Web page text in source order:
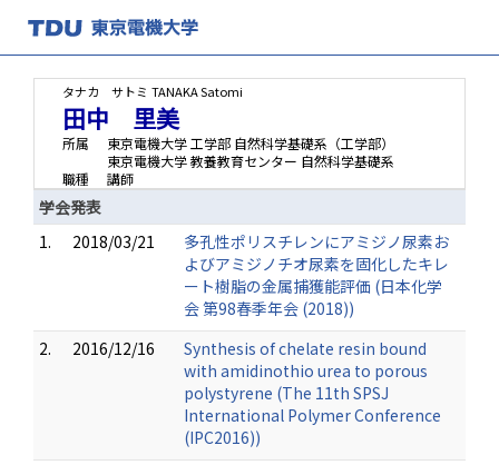
タナカ サトミ TANAKA Satomi
田中 里美
所属
東京電機大学 工学部 自然科学基礎系（工学部）
東京電機大学 教養教育センター 自然科学基礎系
職種
講師
学会発表
1.
2018/03/21
多孔性ポリスチレンにアミジノ尿素お
よびアミジノチオ尿素を固化したキレ
ート樹脂の金属捕獲能評価 (日本化学
会 第98春季年会 (2018))
2.
2016/12/16
Synthesis of chelate resin bound
with amidinothio urea to porous
polystyrene (The 11th SPSJ
International Polymer Conference
(IPC2016))